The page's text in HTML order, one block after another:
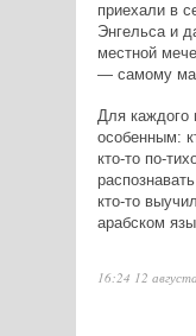
приехали в
Энгельса и
местной
— самому
Для каждого
особенным:
кто-то по-
кто-то
арабском
16:24 12